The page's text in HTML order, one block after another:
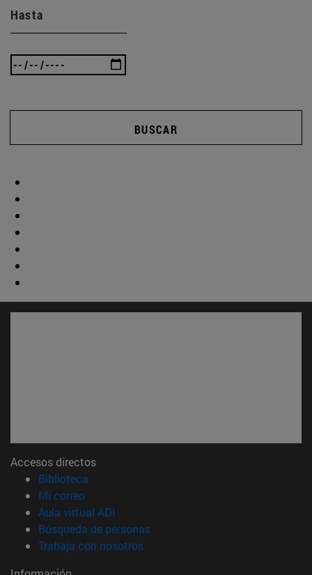
Hasta
BUSCAR
Accesos directos
Biblioteca
Mi correo(abre en nueva ventana)
Aula virtual ADI
Búsqueda de personas(abre en nueva ventana)
Trabaja con nosotros(abre en nueva ventana)